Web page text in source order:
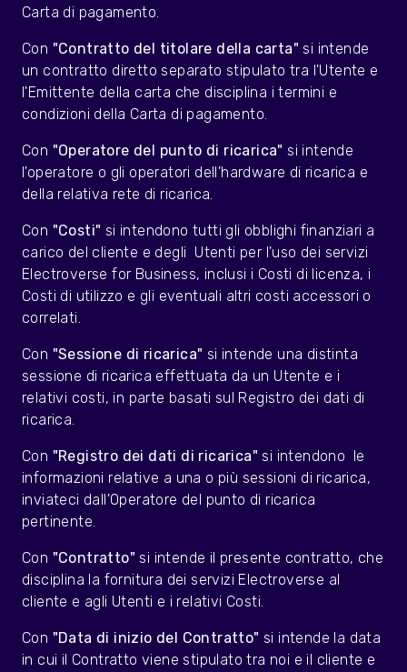
Carta di pagamento.
Con "Contratto del titolare della carta" si intende
un contratto diretto separato stipulato tra l'Utente e
l'Emittente della carta che disciplina i termini e
condizioni della Carta di pagamento.
Con "Operatore del punto di ricarica" si intende
l'operatore o gli operatori dell'hardware di ricarica e
della relativa rete di ricarica.
Con "Costi" si intendono tutti gli obblighi finanziari a
carico del cliente e degli Utenti per l'uso dei servizi
Electroverse for Business, inclusi i Costi di licenza, i
Costi di utilizzo e gli eventuali altri costi accessori o
correlati.
Con "Sessione di ricarica" si intende una distinta
sessione di ricarica effettuata da un Utente e i
relativi costi, in parte basati sul Registro dei dati di
ricarica.
Con "Registro dei dati di ricarica" si intendono le
informazioni relative a una o più sessioni di ricarica,
inviateci dall'Operatore del punto di ricarica
pertinente.
Con "Contratto" si intende il presente contratto, che
disciplina la fornitura dei servizi Electroverse al
cliente e agli Utenti e i relativi Costi.
Con "Data di inizio del Contratto" si intende la data
in cui il Contratto viene stipulato tra noi e il cliente e